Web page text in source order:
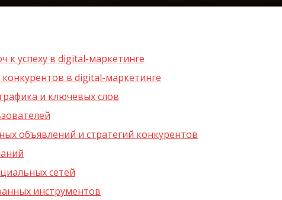
к успеху в digital-маркетинге
в digital-маркетинге
и ключевых слов
объявлений и стратегий конкурентов
сетей
инструментов